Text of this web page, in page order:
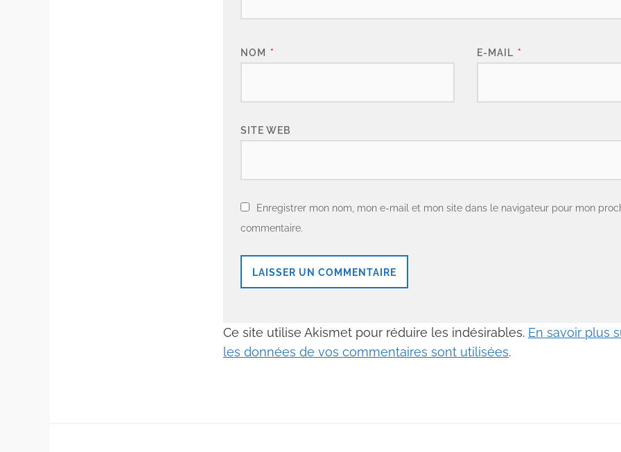
NOM * E-MAIL *
SITE WEB
Enregistrer mon nom, mon e-mail et mon site dans le navigateur pour mon
commentaire.
Ce site utilise Akismet pour réduire les indésirables. En savoir plus
les données de vos commentaires sont utilisées.